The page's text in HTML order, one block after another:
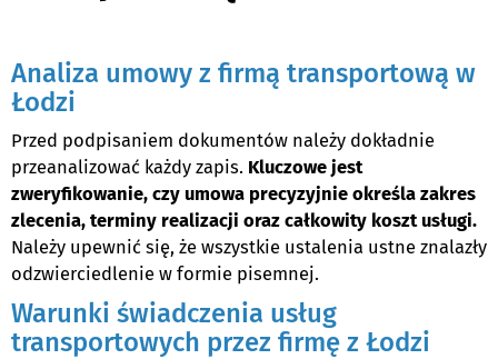
Analiza umowy z firmą transportową w
Łodzi
Przed podpisaniem dokumentów należy dokładnie
przeanalizować każdy zapis. Kluczowe jest
zweryfikowanie, czy umowa precyzyjnie określa zakres
zlecenia, terminy realizacji oraz całkowity koszt usługi.
Należy upewnić się, że wszystkie ustalenia ustne znalazły
odzwierciedlenie w formie pisemnej.
Warunki świadczenia usług
transportowych przez firmę z Łodzi